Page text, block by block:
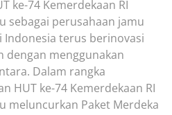
ke-74 Kemerdekaan RI
sebagai perusahaan jamu
terus berinovasi
dengan menggunakan
Dalam rangka
HUT ke-74 Kemerdekaan RI
meluncurkan Paket Merdeka